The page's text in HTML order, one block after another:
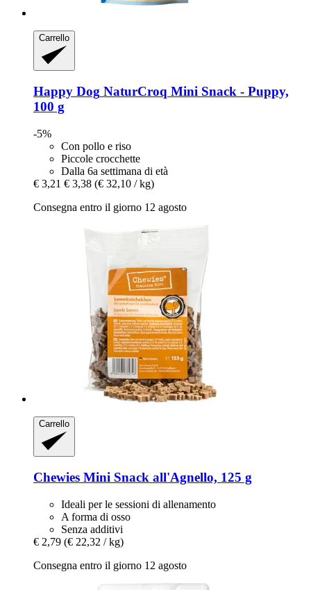
Carrello
Happy Dog NaturCroq Mini Snack -​ Puppy,
100 g
-5%
Con pollo e riso
Piccole crocchette
Dalla 6a settimana di età
€ 3,21 € 3,38 (€ 32,10 / kg)
Consegna entro il giorno 12 agosto
Carrello
Chewies Mini Snack all'Agnello, 125 g
Ideali per le sessioni di allenamento
A forma di osso
Senza additivi
€ 2,79 (€ 22,32 / kg)
Consegna entro il giorno 12 agosto